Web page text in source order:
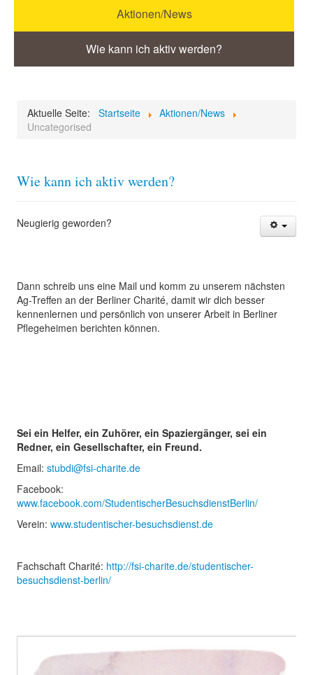
Aktionen/News
Wie kann ich aktiv werden?
Aktuelle Seite: Startseite
Aktionen/News
Uncategorised
Wie kann ich aktiv werden?
Neugierig geworden?
Dann schreib uns eine Mail und komm zu unserem nächsten
Ag-Treffen an der Berliner Charité, damit wir dich besser
kennenlernen und persönlich von unserer Arbeit in Berliner
Pflegeheimen berichten können.
Sei ein Helfer, ein Zuhörer, ein Spaziergänger, sei ein
Redner, ein Gesellschafter, ein Freund.
Email:stubdi@fsi-charite.de
Facebook:
www.facebook.com/StudentischerBesuchsdienstBerlin/
Verein:www.studentischer-besuchsdienst.de
Fachschaft Charité: http://fsi-charite.de/studentischer-
besuchsdienst-berlin/